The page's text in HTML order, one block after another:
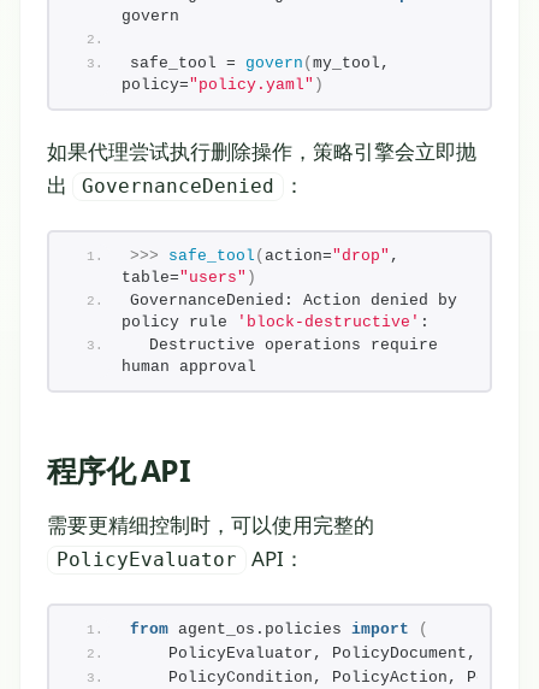
govern
safe_tool = govern ( my_tool,
policy="policy.yaml" )
如果代理尝试执行删除操作，策略引擎会立即抛
出
GovernanceDenied ：
>>> safe_tool ( action="drop" ,
table="users" )
GovernanceDenied: Action denied by
policy rule
'block-destructive' :
  Destructive operations require
human approval
程序化 API
需要更精细控制时，可以使用完整的
PolicyEvaluator API：
from agent_os.policies import
(
PolicyEvaluator, PolicyDocument,
PolicyCondition, PolicyAction,